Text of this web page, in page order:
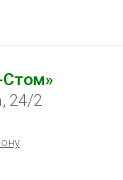
Стом»
24/2